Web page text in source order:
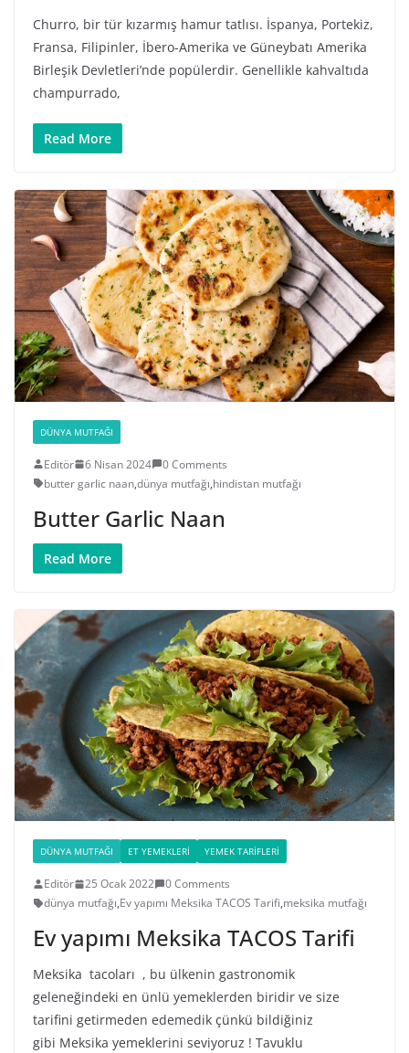
Churro, bir tür kızarmış hamur tatlısı. İspanya, Portekiz,
Fransa, Filipinler, İbero-Amerika ve Güneybatı Amerika
Birleşik Devletleri’nde popülerdir. Genellikle kahvaltıda
champurrado,
Read More
DÜNYA MUTFAĞI
Editör 6 Nisan 2024
0 Comments
butter garlic naan,dünya mutfağı,hindistan mutfağı
Butter Garlic Naan
Read More
DÜNYA MUTFAĞI ET YEMEKLERI YEMEK TARIFLERI
Editör 25 Ocak 2022
0 Comments
dünya mutfağı,Ev yapımı Meksika TACOS Tarifi,meksika mutfağı
Ev yapımı Meksika TACOS Tarifi
Meksika tacoları , bu ülkenin gastronomik
geleneğindeki en ünlü yemeklerden biridir ve size
tarifini getirmeden edemedik çünkü bildiğiniz
gibi Meksika yemeklerini seviyoruz ! Tavuklu